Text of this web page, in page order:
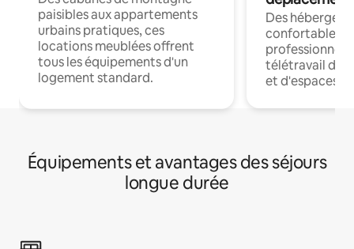
paisibles aux appartements
urbains pratiques, ces
locations meublées offrent
tous les équipements d'un
logement standard.
Des
confortables
professionnels
télétravail
et d'espaces
Équipements et avantages des séjours
longue durée